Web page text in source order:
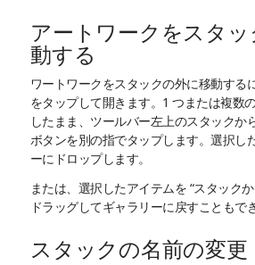
アートワークをスタ
動する
ワートワークをスタックの外に移動する
をタップして開きます。1 つまたは複数
したまま、ツールバー左上のスタックか
ボタンを別の指でタップします。選択し
ーにドロップします。
または、選択したアイテムを “スタック
ドラッグしてギャラリーに戻すこともで
スタックの名前の変更